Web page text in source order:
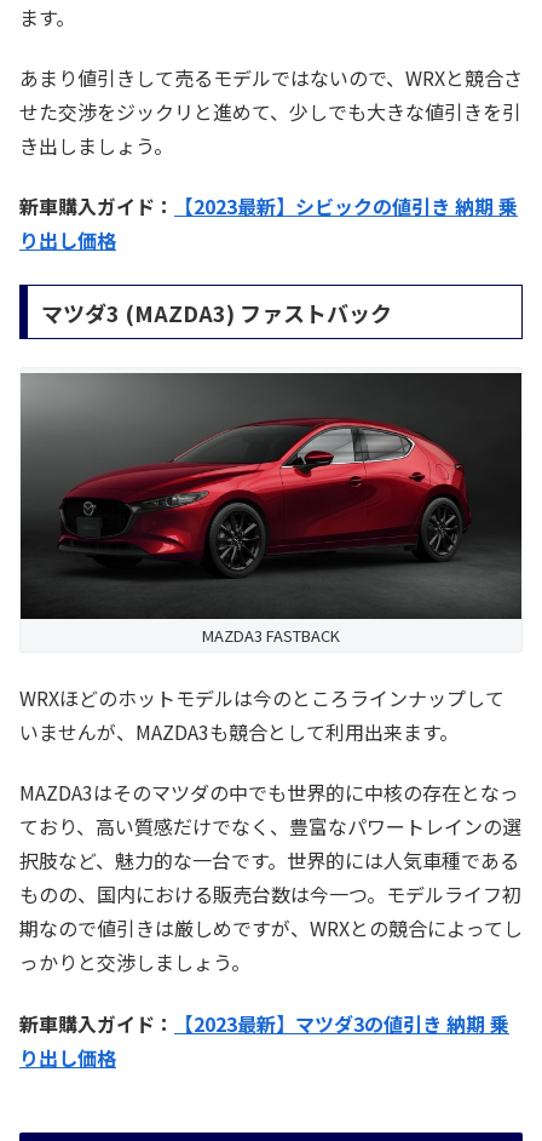
ます。
あまり値引きして売るモデルではないので、WRXと競合さ
せた交渉をジックリと進めて、少しでも大きな値引きを引
き出しましょう。
新車購入ガイド：
【2023最新】シビックの値引き 納期 乗
り出し価格
マツダ3 (MAZDA3) ファストバック
MAZDA3 FASTBACK
WRXほどのホットモデルは今のところラインナップして
いませんが、MAZDA3も競合として利用出来ます。
MAZDA3はそのマツダの中でも世界的に中核の存在となっ
ており、高い質感だけでなく、豊富なパワートレインの選
択肢など、魅力的な一台です。世界的には人気車種である
ものの、国内における販売台数は今一つ。モデルライフ初
期なので値引きは厳しめですが、WRXとの競合によってし
っかりと交渉しましょう。
新車購入ガイド：
【2023最新】マツダ3の値引き 納期 乗
り出し価格